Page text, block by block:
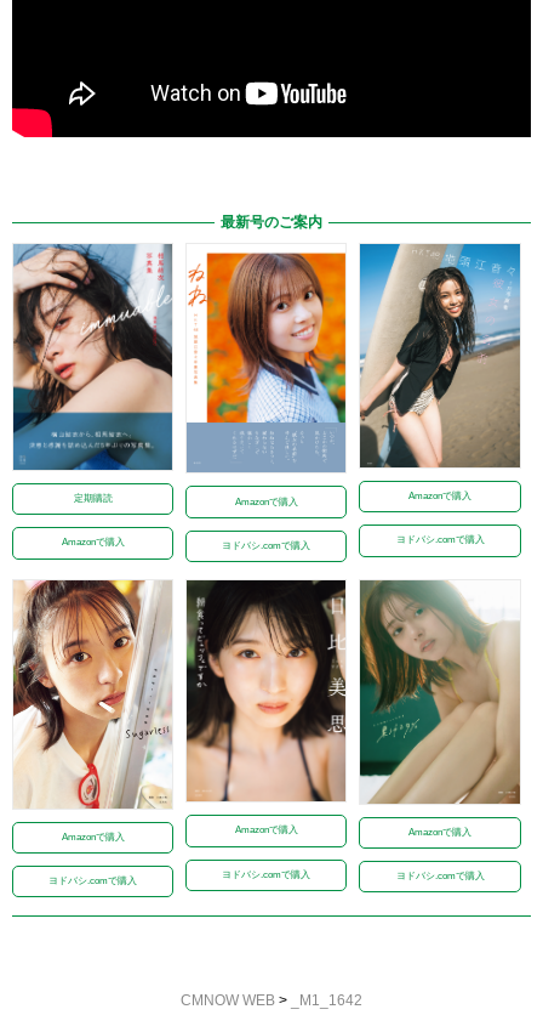
最新号のご案内
定期購読
Amazonで購入
Amazonで購入
ヨドバシ.comで購入
Amazonで購入
ヨドバシ.comで購入
Amazonで購入
ヨドバシ.comで購入
Amazonで購入
ヨドバシ.comで購入
Amazonで購入
ヨドバシ.comで購入
CMNOW WEB > _M1_1642